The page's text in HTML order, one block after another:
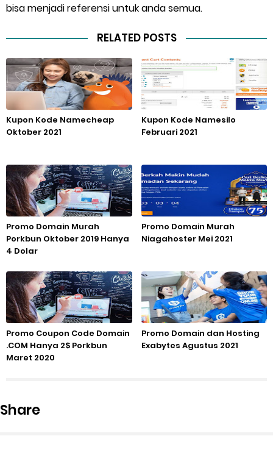
bisa menjadi referensi untuk anda semua.
RELATED POSTS
Kupon Kode Namecheap
Oktober 2021
Kupon Kode Namesilo
Februari 2021
Promo Domain Murah
Porkbun Oktober 2019 Hanya
4 Dolar
Promo Domain Murah
Niagahoster Mei 2021
Promo Coupon Code Domain
.COM Hanya 2$ Porkbun
Maret 2020
Promo Domain dan Hosting
Exabytes Agustus 2021
Share